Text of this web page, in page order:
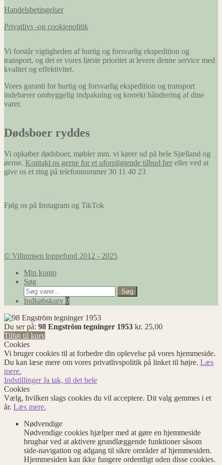
Handelsbetingelser
Privatlivs -og cookiepolitik
Vi forstår vigtigheden af hurtig og forsvarlig ekspedition og
transport, og det er vores første prioritet at levere denne service med
kvalitet og effektivitet.
Vores garanti for hurtig og forsvarlig ekspedition og transport
indebærer omhyggelig indpakning og korrekt håndtering af dine
varer.
Dødsboer ryddes
Vi opkøber dødsboer, møbler mm. vi kører ud på hele Sjælland og
øerne. Kontakt os gerne for et uforpligtende tilbud her eller ved at
give os et ring på telefonnummer 30 11 40 23
Følg os på Instagram og TikTok
© Villumsen loppefund 2012 - 2025
Min konto
Søg
Søg
efter:
Søg
Indkøbskurv 0
Du ser på: 98 Engström tegninger 1953 kr. 25,00
Tilføj til kurv
Cookies
Vi bruger cookies til at forbedre din oplevelse på vores hjemmeside.
Du kan læse mere om vores privatlivspolitik på linket til højre. Læs
mere.
IndstillingerJa tak, til det hele
Cookies
Vælg, hvilken slags cookies du vil acceptere. Dit valg gemmes i et
år. Læs mere.
Nødvendige
Nødvendige cookies hjælper med at gøre en hjemmeside
brugbar ved at aktivere grundlæggende funktioner såsom
side-navigation og adgang til sikre områder af hjemmesiden.
Hjemmesiden kan ikke fungere ordentligt uden disse cookies.